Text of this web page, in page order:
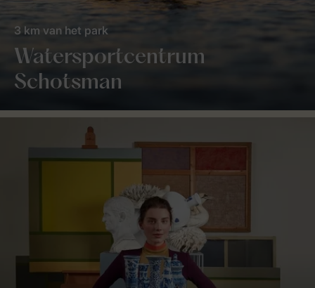
Watersportcentrum
Schotsman
3 km van het park